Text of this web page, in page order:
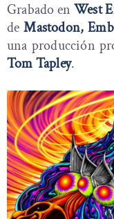
Grabado enWest
deMastodon,
una producción
Tom Tapley.